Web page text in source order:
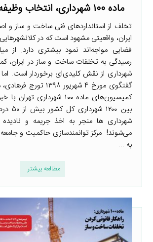
ماده ۱۰۰ شهرداری، انتخاب وظیفه یا درآمد؟
تخلف از استانداردهای فنی ساخت و ساز و
ایران، واقعیتی مشهود است که در
فضایی مواجه‌اند نمود بیشتری دارد. از
شهرداری از نقش کلیدی‌ای برخوردار است. اما
گفتگوی مورخ ۴ شهریور ۱۳۹۸
کمیسیون‌های ماده ۱۰۰ شهرداری
بین
شهرداری ها منجر به اخذ جریمه و نادیده
می‌شوند! مرکز توانمندسازی حاکمیت و
به ...
مطالعه بیشتر